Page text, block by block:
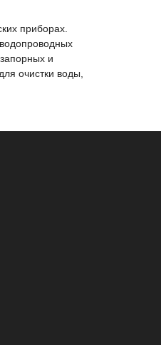
приборах.
и
очистки воды,